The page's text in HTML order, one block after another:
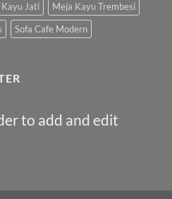
Jati
Meja Kayu Trembesi
Sofa Cafe Modern
to add and edit